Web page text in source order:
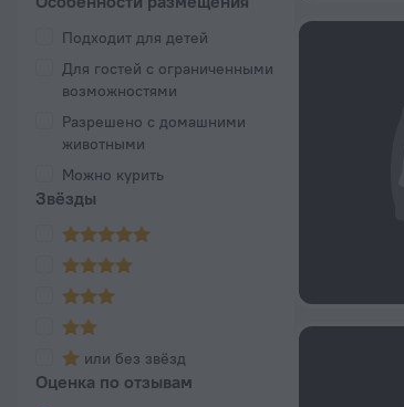
Подходит для детей
Для гостей с ограниченными
возможностями
Разрешено с домашними
животными
Можно курить
Звёзды
или без звёзд
Оценка по отзывам